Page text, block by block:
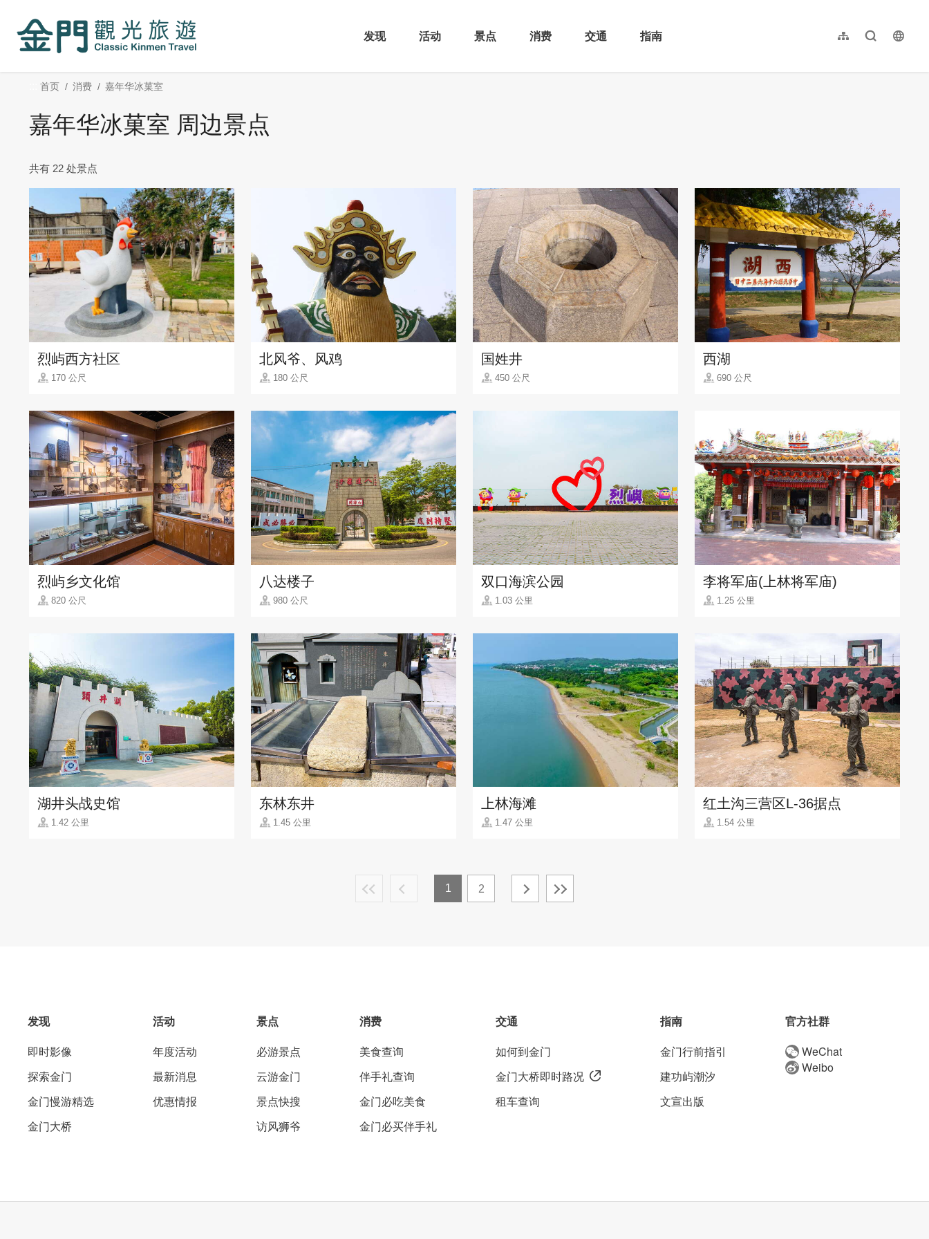
内
发现
活动 景点 消费 交通 指南 网站导览全文检索
繁體中文
首页 消费 嘉年华冰菓室
嘉年华冰菓室 周边景点
共有 22 处景点
烈屿西方社区
170 公尺
北风爷、风鸡
180 公尺
国姓井
450 公尺
西湖
690 公尺
烈屿乡文化馆
820 公尺
八达楼子
980 公尺
双口海滨公园
1.03 公里
李将军庙(上林将军庙)
1.25 公里
湖井头战史馆
1.42 公里
东林东井
1.45 公里
上林海滩
1.47 公里
红土沟三营区L-36据点
1.54 公里
1 2
发现
即时影像
探索金门
金门慢游精选
金门大桥
活动
年度活动
最新消息
优惠情报
景点
必游景点
云游金门
景点快搜
访风狮爷
消费
美食查询
伴手礼查询
金门必吃美食
金门必买伴手礼
交通
如何到金门
金门大桥即时路况
租车查询
指南
金门行前指引
建功屿潮汐
文宣出版
官方社群
WeChat
Weibo